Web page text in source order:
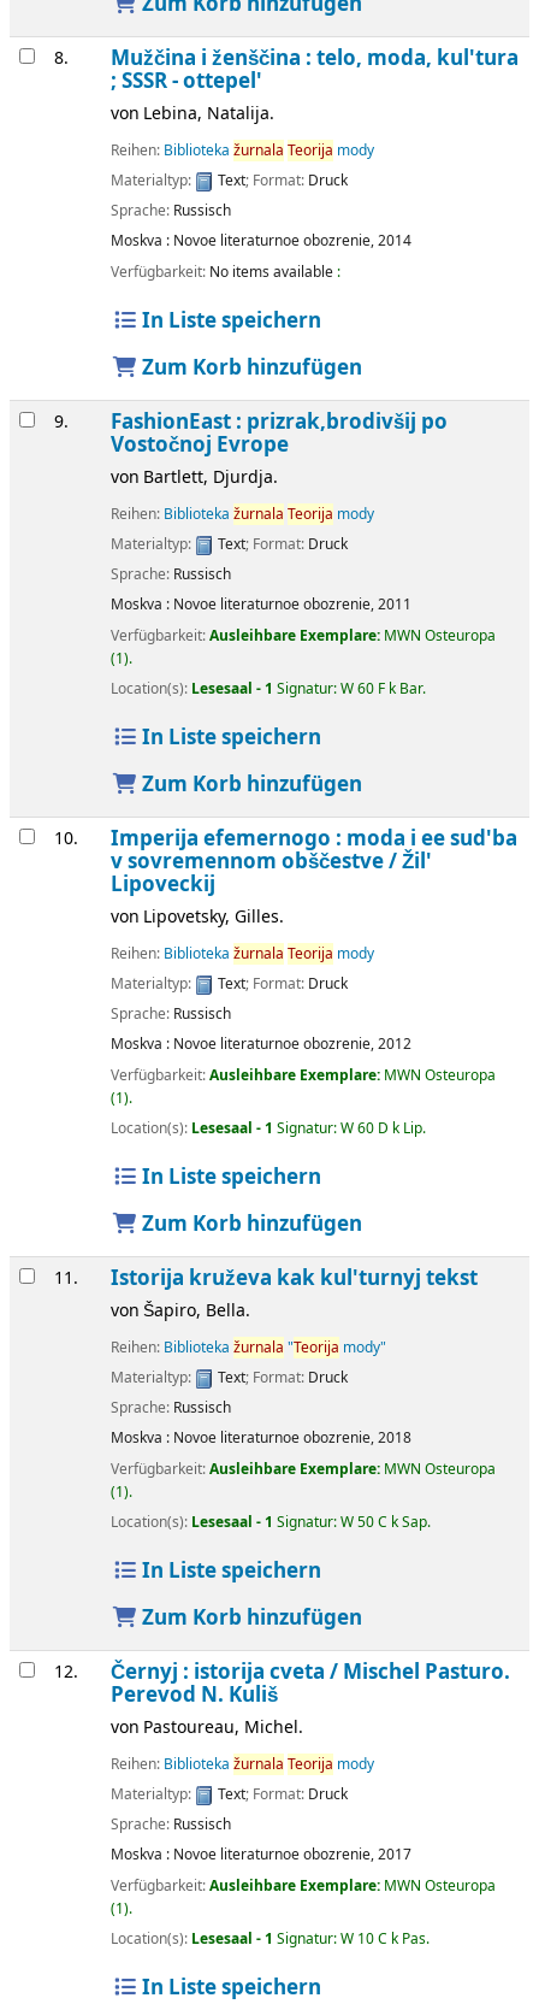
8. Mužčina i ženščina : telo, moda, kul'tura
; SSSR - ottepel'
von Lebina, Natalija.
Reihen: Biblioteka žurnala Teorija mody
Materialtyp:
Text; Format: Druck
Sprache: Russisch
Moskva : Novoe literaturnoe obozrenie,2014
Verfügbarkeit: No items available :
In Liste speichern
Zum Korb hinzufügen
9. FashionEast : prizrak,brodivšij po
Vostočnoj Evrope
von Bartlett, Djurdja.
Reihen: Biblioteka žurnala Teorija mody
Materialtyp:
Text; Format: Druck
Sprache: Russisch
Moskva : Novoe literaturnoe obozrenie,2011
Verfügbarkeit:Ausleihbare Exemplare: MWN Osteuropa
(1).
Location(s): Lesesaal - 1 Signatur:W 60 F k Bar.
In Liste speichern
Zum Korb hinzufügen
10. Imperija efemernogo : moda i ee sud'ba
v sovremennom obščestve /Žil'
Lipoveckij
von Lipovetsky, Gilles.
Reihen: Biblioteka žurnala Teorija mody
Materialtyp:
Text; Format: Druck
Sprache: Russisch
Moskva : Novoe literaturnoe obozrenie,2012
Verfügbarkeit:Ausleihbare Exemplare: MWN Osteuropa
(1).
Location(s): Lesesaal - 1 Signatur:W 60 D k Lip.
In Liste speichern
Zum Korb hinzufügen
11. Istorija kruževa kak kul'turnyj tekst
vonŠapiro, Bella.
Reihen: Biblioteka žurnala "Teorija mody"
Materialtyp:
Text; Format: Druck
Sprache: Russisch
Moskva : Novoe literaturnoe obozrenie,2018
Verfügbarkeit:Ausleihbare Exemplare: MWN Osteuropa
(1).
Location(s): Lesesaal - 1 Signatur:W 50 C k Sap.
In Liste speichern
Zum Korb hinzufügen
12. Černyj : istorija cveta / Mischel Pasturo.
Perevod N. Kuliš
von Pastoureau, Michel.
Reihen: Biblioteka žurnala Teorija mody
Materialtyp:
Text; Format: Druck
Sprache: Russisch
Moskva : Novoe literaturnoe obozrenie,2017
Verfügbarkeit:Ausleihbare Exemplare: MWN Osteuropa
(1).
Location(s): Lesesaal - 1 Signatur:W 10 C k Pas.
In Liste speichern